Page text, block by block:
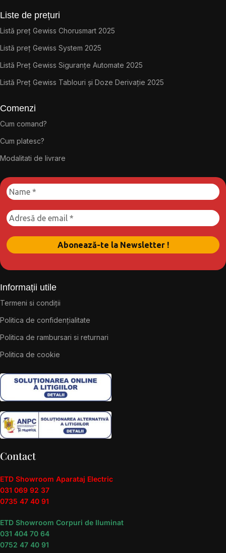
Liste de prețuri
Listă preț Gewiss Chorusmart 2025
Listă preț Gewiss System 2025
Listă Preț Gewiss Siguranțe Automate 2025
Listă Preț Gewiss Tablouri și Doze Derivație 2025
Comenzi
Cum comand?
Cum platesc?
Modalitati de livrare
Informații utile
Termeni si condiții
Politica de confidențialitate
Politica de rambursari si returnari
Politica de cookie
Contact
ETD Showroom Aparataj Electric
031 069 92 37
0735 47 40 91
ETD Showroom Corpuri de Iluminat
031 404 70 64
0752 47 40 91